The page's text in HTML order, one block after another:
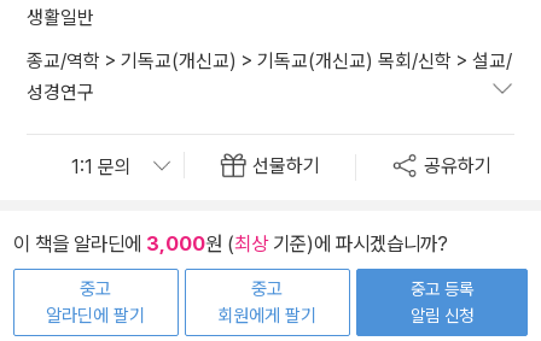
생활일반
종교/역학 > 기독교(개신교) > 기독교(개신교) 목회/신학 > 설교/
성경연구
선물하기 공유하기
이 책을 알라딘에 3,000원 (최상기준)에 파시겠습니까?
중고
알라딘에 팔기
중고
회원에게 팔기
중고 등록
알림 신청